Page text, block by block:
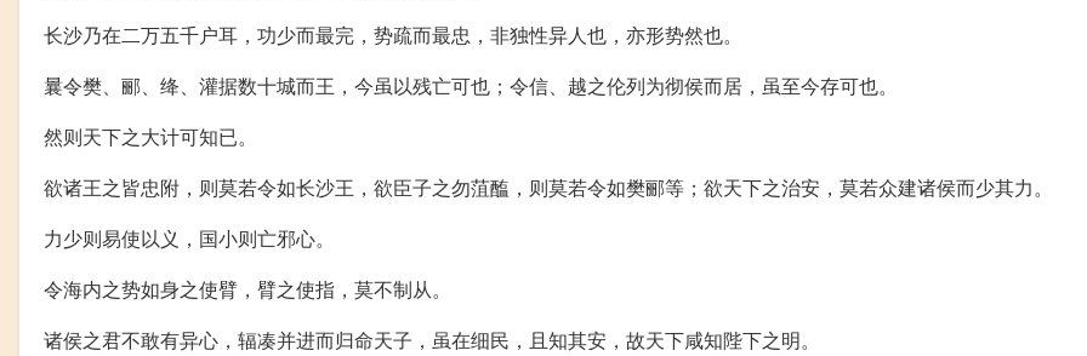
长沙乃在二万五千户耳，功少而最完，势疏而最忠，非独性异人也，亦形势然也。
曩令樊、郦、绛、灌据数十城而王，今虽以残亡可也；令信、越之伦列为彻侯而居，虽至今存可也。
然则天下之大计可知已。
欲诸王之皆忠附，则莫若令如长沙王，欲臣子之勿菹醢，则莫若令如樊郦等；欲天下之治安，莫若众建诸侯而少其力。
力少则易使以义，国小则亡邪心。
令海内之势如身之使臂，臂之使指，莫不制从。
诸侯之君不敢有异心，辐凑并进而归命天子，虽在细民，且知其安，故天下咸知陛下之明。